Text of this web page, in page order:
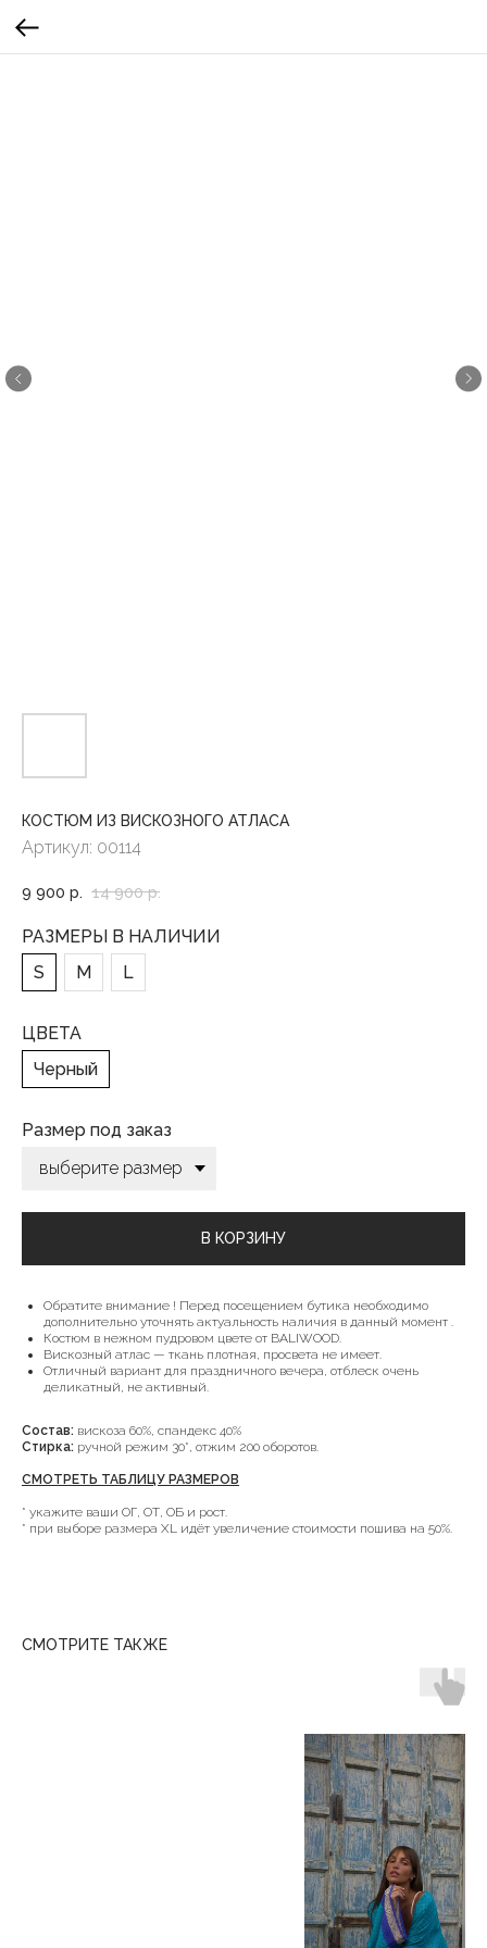
КОСТЮМ ИЗ ВИСКОЗНОГО АТЛАСА
Артикул: 00114
9 900 р. 14 900 р.
РАЗМЕРЫ В НАЛИЧИИ
S
M L
ЦВЕТА
Черный
Размер под заказ
В КОРЗИНУ
Обратите внимание ! Перед посещением бутика необходимо
дополнительно уточнять актуальность наличия в данный момент .
Костюм в нежном пудровом цвете от BALIWOOD.
Вискозный атлас — ткань плотная, просвета не имеет.
Отличный вариант для праздничного вечера, отблеск очень
деликатный, не активный.
Состав: вискоза 60%, спандекс 40%
Стирка: ручной режим 30*, отжим 200 оборотов.
СМОТРЕТЬ ТАБЛИЦУ РАЗМЕРОВ
* укажите ваши ОГ, ОТ, ОБ и рост.
* при выборе размера XL идёт увеличение стоимости пошива на 50%.
СМОТРИТЕ ТАКЖЕ